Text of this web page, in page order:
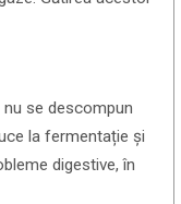
se descompun
la fermentație și
digestive, în